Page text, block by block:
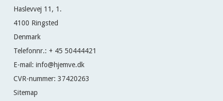
Haslevvej 11, 1.
4100 Ringsted
Denmark
Telefonnr.: + 45 50444421
E-mail : info@hjemve.dk
CVR-nummer: 37420263
Sitemap